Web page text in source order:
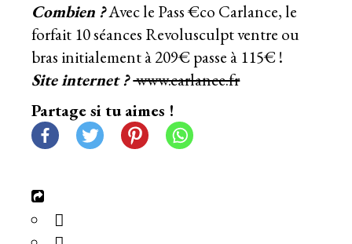
Combien ?Avec le Pass €co Carlance, le
forfait 10 séances Revolusculpt ventre ou
bras initialement à 209€ passe à 115€ !
Site internet ?www.carlance.fr
Partage si tu aimes !